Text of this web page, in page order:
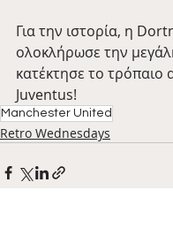
Για την ιστορία, η
ολοκλήρωσε την
κατέκτησε το τρόπαιο
Juventus!
Manchester United
Retro Wednesdays